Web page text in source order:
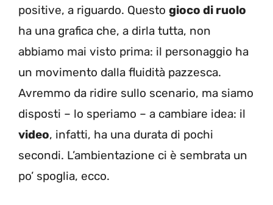
positive, a riguardo. Questo gioco di ruolo
ha una grafica che, a dirla tutta, non
abbiamo mai visto prima: il personaggio ha
un movimento dalla fluidità pazzesca.
Avremmo da ridire sullo scenario, ma siamo
disposti – lo speriamo – a cambiare idea: il
video, infatti, ha una durata di pochi
secondi. L’ambientazione ci è sembrata un
po’ spoglia, ecco.